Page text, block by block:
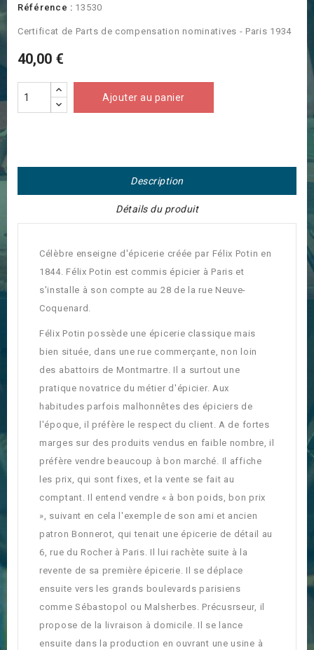
Référence : 13530
Certificat de Parts de compensation nominatives - Paris 1934
40,00 €
Ajouter au panier
Description
Détails du produit
Célèbre enseigne d'épicerie créée par Félix Potin en
1844. Félix Potin est commis épicier à Paris et
s'installe à son compte au 28 de la rue Neuve-
Coquenard.
Félix Potin possède une épicerie classique mais
bien située, dans une rue commerçante, non loin
des abattoirs de Montmartre. Il a surtout une
pratique novatrice du métier d'épicier. Aux
habitudes parfois malhonnêtes des épiciers de
l'époque, il préfère le respect du client. A de fortes
marges sur des produits vendus en faible nombre, il
préfère vendre beaucoup à bon marché. Il affiche
les prix, qui sont fixes, et la vente se fait au
comptant. Il entend vendre « à bon poids, bon prix
», suivant en cela l'exemple de son ami et ancien
patron Bonnerot, qui tenait une épicerie de détail au
6, rue du Rocher à Paris. Il lui rachète suite à la
revente de sa première épicerie. Il se déplace
ensuite vers les grands boulevards parisiens
comme Sébastopol ou Malsherbes. Précusrseur, il
propose de la livraison à domicile. Il se lance
ensuite dans la production en ouvrant une usine à